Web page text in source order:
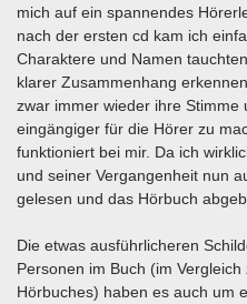
mich auf ein spannendes
nach der ersten cd kam ich
Charaktere und Namen
klarer Zusammenhang
zwar immer wieder ihre Stimme
eingängiger für die Hörer zu
funktioniert bei mir. Da ich
und seiner Vergangenheit nun
gelesen und das Hörbuch
Die etwas ausführlicheren
Personen im Buch (im
Hörbuches) haben es auch um